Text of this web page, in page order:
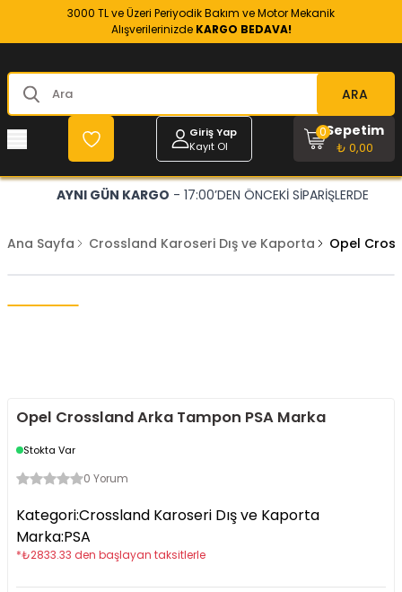
3000 TL ve Üzeri Periyodik Bakım ve Motor Mekanik
Alışverilerinizde KARGO BEDAVA!
ARA
Giriş Yap
Kayıt Ol
Sepetim
₺ 0,00
0
AYNI GÜN KARGO - 17:00’DEN ÖNCEKİ SİPARİŞLERDE
Ana Sayfa Crossland Karoseri Dış ve Kaporta Opel
Opel Crossland Arka Tampon PSA Marka
Stokta Var
0 Yorum
Kategori:Crossland Karoseri Dış ve Kaporta
Marka:PSA
*₺2833.33 den başlayan taksitlerle